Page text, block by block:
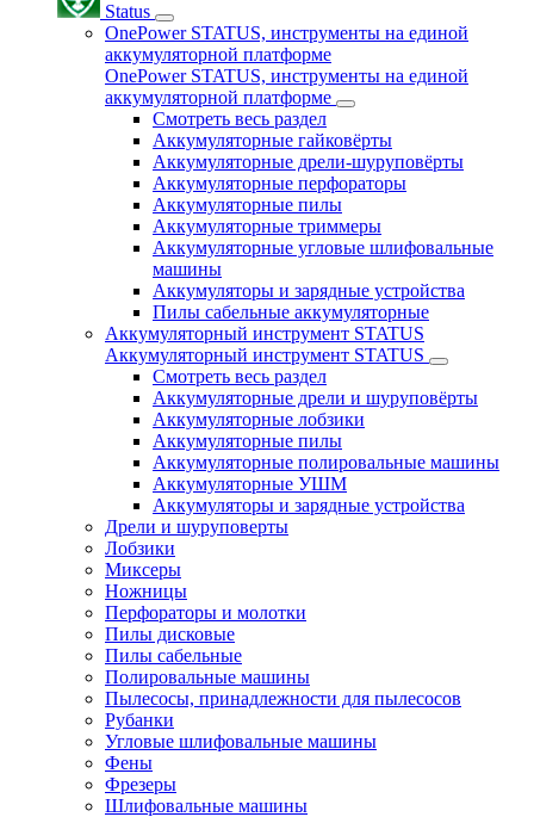
Status
OnePower STATUS, инструменты на единой
аккумуляторной платформе
OnePower STATUS, инструменты на единой
аккумуляторной платформе
Смотреть весь раздел
Аккумуляторные гайковёрты
Аккумуляторные дрели-шуруповёрты
Аккумуляторные перфораторы
Аккумуляторные пилы
Аккумуляторные триммеры
Аккумуляторные угловые шлифовальные
машины
Аккумуляторы и зарядные устройства
Пилы сабельные аккумуляторные
Аккумуляторный инструмент STATUS
Аккумуляторный инструмент STATUS
Смотреть весь раздел
Аккумуляторные дрели и шуруповёрты
Аккумуляторные лобзики
Аккумуляторные пилы
Аккумуляторные полировальные машины
Аккумуляторные УШМ
Аккумуляторы и зарядные устройства
Дрели и шуруповерты
Лобзики
Миксеры
Ножницы
Перфораторы и молотки
Пилы дисковые
Пилы сабельные
Полировальные машины
Пылесосы, принадлежности для пылесосов
Рубанки
Угловые шлифовальные машины
Фены
Фрезеры
Шлифовальные машины